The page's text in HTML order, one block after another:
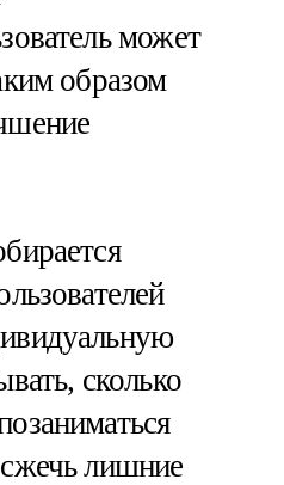
может
образом
сколько
лишние